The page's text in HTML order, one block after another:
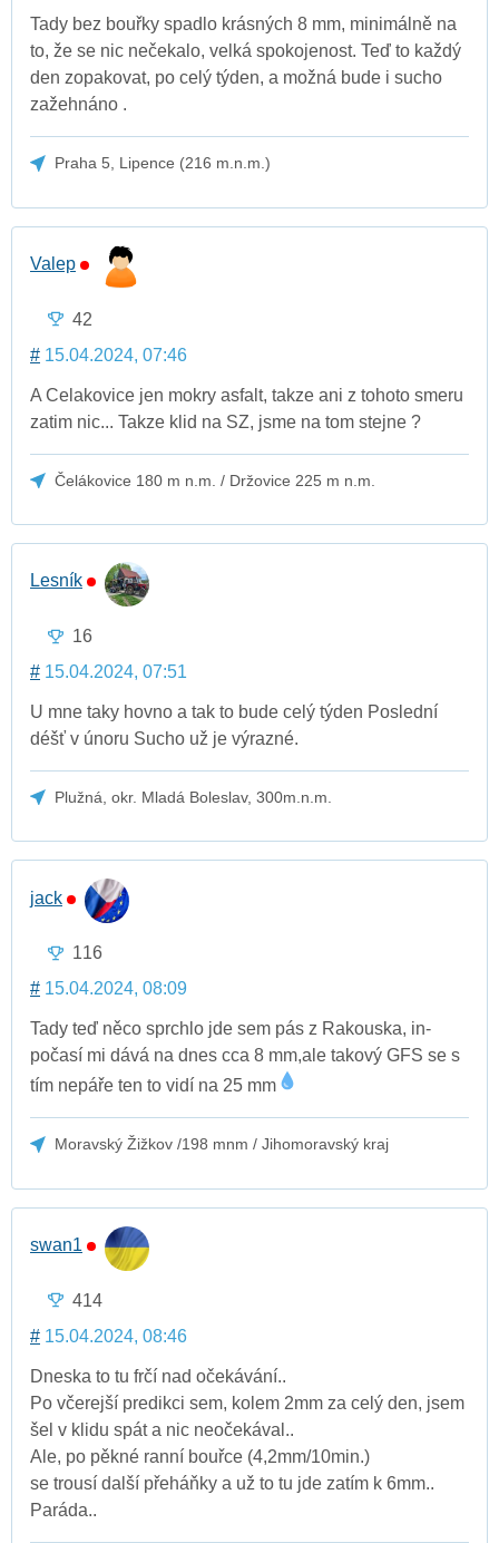
Tady bez bouřky spadlo krásných 8 mm, minimálně na
to, že se nic nečekalo, velká spokojenost. Teď to každý
den zopakovat, po celý týden, a možná bude i sucho
zažehnáno .
Praha 5, Lipence (216 m.n.m.)
Valep
42
# 15.04.2024, 07:46
A Celakovice jen mokry asfalt, takze ani z tohoto smeru
zatim nic... Takze klid na SZ, jsme na tom stejne ?
Čelákovice 180 m n.m. / Držovice 225 m n.m.
Lesník
16
# 15.04.2024, 07:51
U mne taky hovno a tak to bude celý týden Poslední
déšť v únoru Sucho už je výrazné.
Plužná, okr. Mladá Boleslav, 300m.n.m.
jack
116
# 15.04.2024, 08:09
Tady teď něco sprchlo jde sem pás z Rakouska, in-
počasí mi dává na dnes cca 8 mm,ale takový GFS se s
tím nepáře ten to vidí na 25 mm
Moravský Žižkov /198 mnm / Jihomoravský kraj
swan1
414
# 15.04.2024, 08:46
Dneska to tu frčí nad očekávání..
Po včerejší predikci sem, kolem 2mm za celý den, jsem
šel v klidu spát a nic neočekával..
Ale, po pěkné ranní bouřce (4,2mm/10min.)
se trousí další přeháňky a už to tu jde zatím k 6mm..
Paráda..